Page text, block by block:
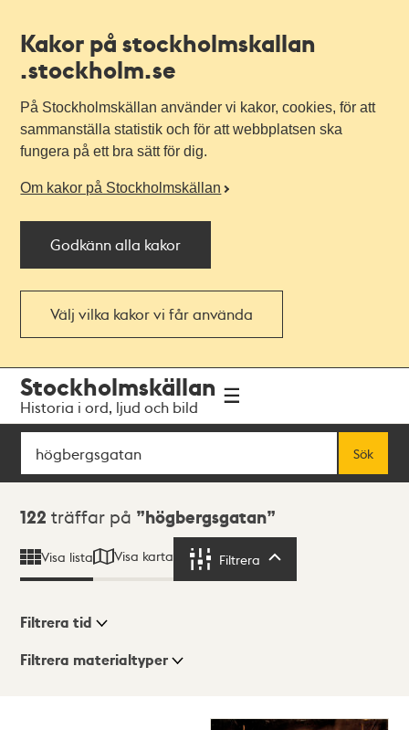
Kakor på stockholmskallan
.stockholm.se
På Stockholmskällan använder vi kakor, cookies, för att
sammanställa statistik och för att webbplatsen ska
fungera på ett bra sätt för dig.
Om kakor på Stockholmskällan
Godkänn alla kakor
Välj vilka kakor vi får använda
navigationen
huvudinnehållet
Stockholmskällan
Historia i ord, ljud och bild
Sök
Sök
Sökresultat
122 träffar på högbergsgatan
Visa lista Visa karta Filtrera
Visningsläge
Filtrera tid
Filtrera materialtyper